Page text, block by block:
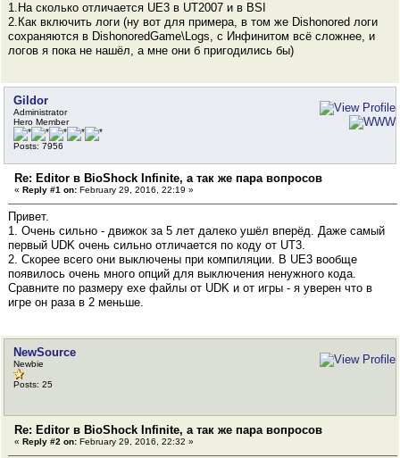
1.На сколько отличается UE3 в UT2007 и в BSI
2.Как включить логи (ну вот для примера, в том же Dishonored логи
сохраняются в DishonoredGame\Logs, с Инфинитом всё сложнее, и
логов я пока не нашёл, а мне они б пригодились бы)
Gildor
Administrator
Hero Member
Posts: 7956
Re: Editor в BioShock Infinite, а так же пара вопросов
« Reply #1 on: February 29, 2016, 22:19 »
Привет.
1. Очень сильно - движок за 5 лет далеко ушёл вперёд. Даже самый
первый UDK очень сильно отличается по коду от UT3.
2. Скорее всего они выключены при компиляции. В UE3 вообще
появилось очень много опций для выключения ненужного кода.
Сравните по размеру exe файлы от UDK и от игры - я уверен что в
игре он раза в 2 меньше.
NewSource
Newbie
Posts: 25
Re: Editor в BioShock Infinite, а так же пара вопросов
« Reply #2 on: February 29, 2016, 22:32 »